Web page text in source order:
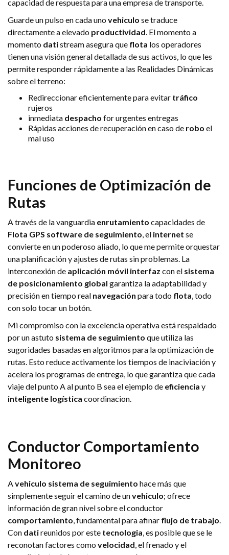
capacidad de respuesta para una empresa de transporte.
Guarde un pulso en cada uno vehiculo se traduce
directamente a elevado productividad. El momento a
momento datistream asegura que flota los operadores
tienen una visión general detallada de sus activos, lo que les
permite responder rápidamente a las Realidades Dinámicas
sobre el terreno:
Redireccionar eficientemente para evitar tráfico
rujeros
inmediata despacho for urgentes entregas
Rápidas acciones de recuperación en caso de robo el
mal uso
Funciones de Optimización de
Rutas
A través de la vanguardia enrutamiento capacidades de
Flota GPS software de seguimiento, el internet se
convierte en un poderoso aliado, lo que me permite orquestar
una planificación y ajustes de rutas sin problemas. La
interconexión de aplicación móvil interfaz con el sistema
de posicionamiento global garantiza la adaptabilidad y
precisión en tiempo real navegación para todo flota, todo
con solo tocar un botón.
Mi compromiso con la excelencia operativa está respaldado
por un astuto sistema de seguimiento que utiliza las
sugoridades basadas en algoritmos para la optimización de
rutas. Esto reduce activamente los tiempos de inaciviación y
acelera los programas de entrega, lo que garantiza que cada
viaje del punto A al punto B sea el ejemplo de eficiencia y
inteligente logística coordinacion.
Conductor Comportamiento
Monitoreo
Avehiculo sistema de seguimiento hace más que
simplemente seguir el camino de unvehiculo; ofrece
información de gran nivel sobre el conductor
comportamiento, fundamental para afinar flujo de trabajo.
Con datireunidos por este tecnologia, es posible que se le
reconotan factores como velocidad, el frenado y el